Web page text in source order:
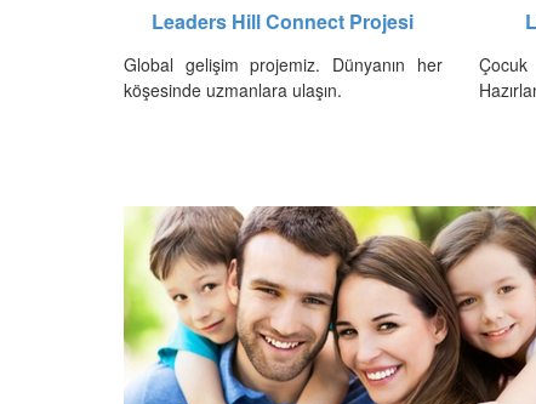
Leaders Hill Connect Projesi
Global gelişim projemiz. Dünyanın her
köşesinde uzmanlara ulaşın.